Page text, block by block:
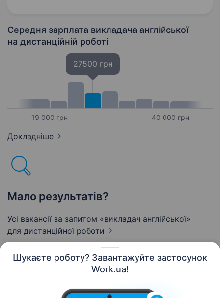
Шукаєте роботу? Завантажуйте застосунок
Work.ua!
Середня зарплата викладача англійської
на дистанційній роботі
19 000 грн
27500 грн
40 000 грн
Докладніше
Мало результатів?
Усі вакансії за запитом «викладач англійської»
для дистанційної роботи